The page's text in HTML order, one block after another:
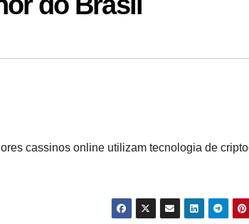
cassinos online utilizam tecnologia de